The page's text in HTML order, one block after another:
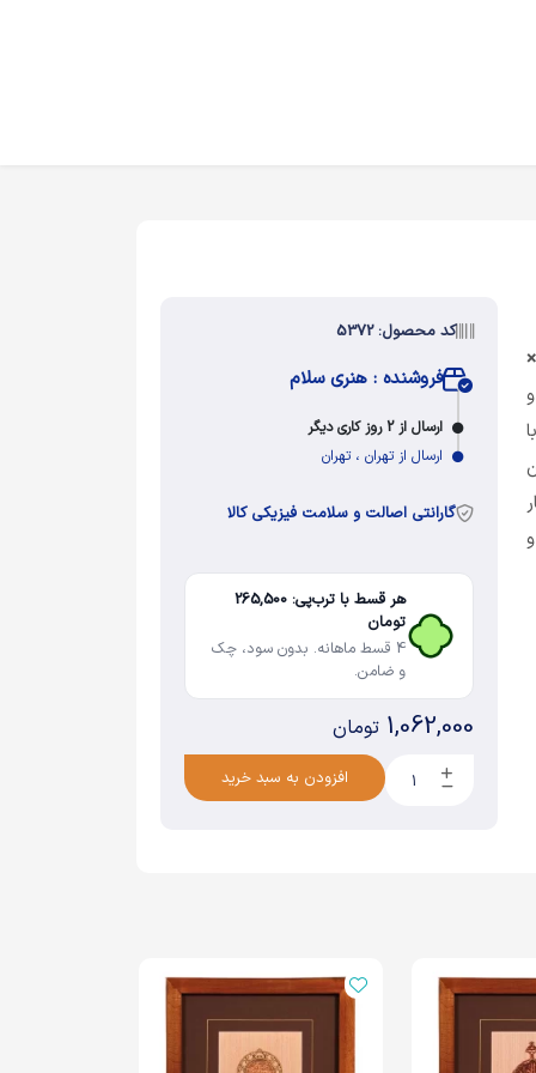
35 ×
کد محصول: 5372
فروشنده : هنری سلام
ارسال از 2 روز کاری دیگر
ارسال از تهران ، تهران
گارانتی اصالت و سلامت فیزیکی کالا
هر قسط با ترب‌پی: 265,500
تومان
4 قسط ماهانه. بدون سود، چک
و ضامن.
1,062,000 تومان
افزودن به سبد خرید